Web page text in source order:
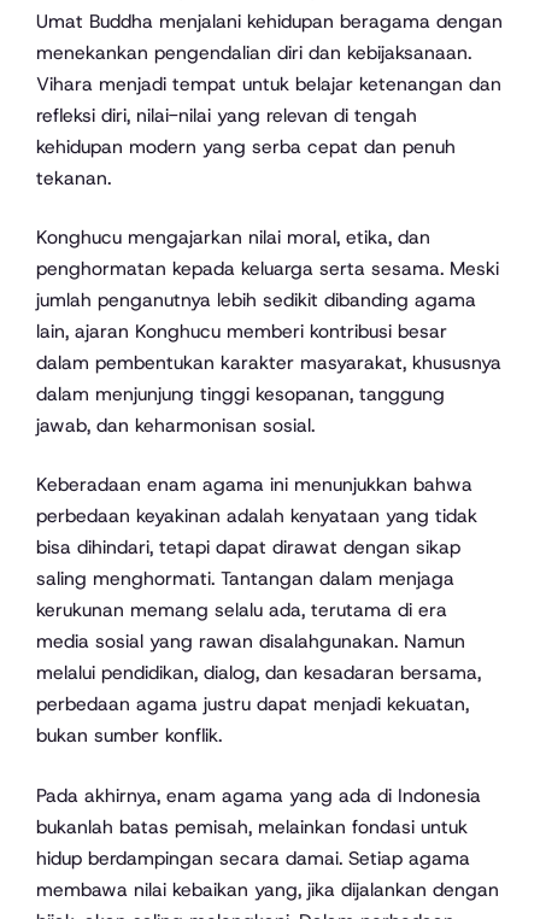
Umat Buddha menjalani kehidupan beragama dengan
menekankan pengendalian diri dan kebijaksanaan.
Vihara menjadi tempat untuk belajar ketenangan dan
refleksi diri, nilai-nilai yang relevan di tengah
kehidupan modern yang serba cepat dan penuh
tekanan.
Konghucu mengajarkan nilai moral, etika, dan
penghormatan kepada keluarga serta sesama. Meski
jumlah penganutnya lebih sedikit dibanding agama
lain, ajaran Konghucu memberi kontribusi besar
dalam pembentukan karakter masyarakat, khususnya
dalam menjunjung tinggi kesopanan, tanggung
jawab, dan keharmonisan sosial.
Keberadaan enam agama ini menunjukkan bahwa
perbedaan keyakinan adalah kenyataan yang tidak
bisa dihindari, tetapi dapat dirawat dengan sikap
saling menghormati. Tantangan dalam menjaga
kerukunan memang selalu ada, terutama di era
media sosial yang rawan disalahgunakan. Namun
melalui pendidikan, dialog, dan kesadaran bersama,
perbedaan agama justru dapat menjadi kekuatan,
bukan sumber konflik.
Pada akhirnya, enam agama yang ada di Indonesia
bukanlah batas pemisah, melainkan fondasi untuk
hidup berdampingan secara damai. Setiap agama
membawa nilai kebaikan yang, jika dijalankan dengan